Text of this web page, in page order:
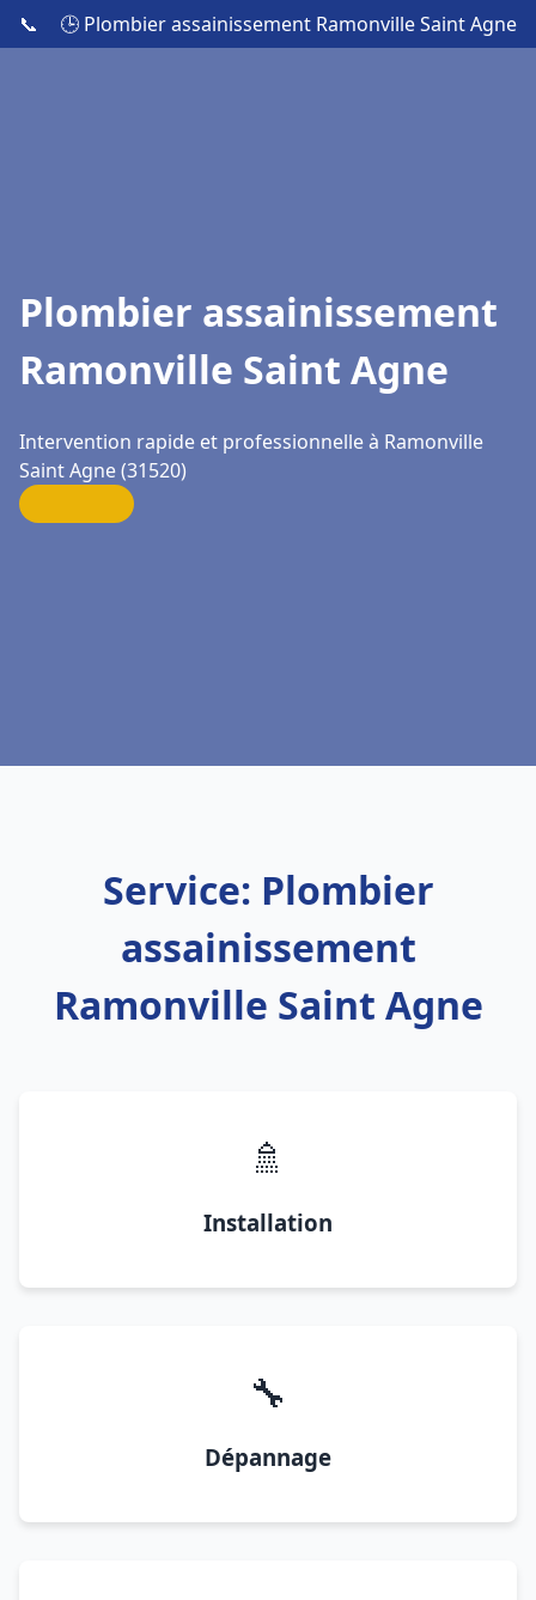
📞 🕒 Plombier assainissement Ramonville Saint Agne
Plombier assainissement
Ramonville Saint Agne
Intervention rapide et professionnelle à Ramonville
Saint Agne (31520)
Service: Plombier
assainissement
Ramonville Saint Agne
🚿
Installation
🔧
Dépannage